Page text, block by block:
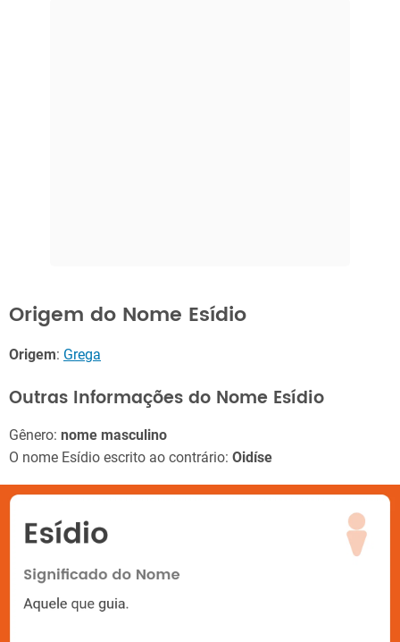
Origem do Nome Esídio
Origem: Grega
Outras Informações do Nome Esídio
Gênero: nome masculino
O nome Esídio escrito ao contrário: Oidíse